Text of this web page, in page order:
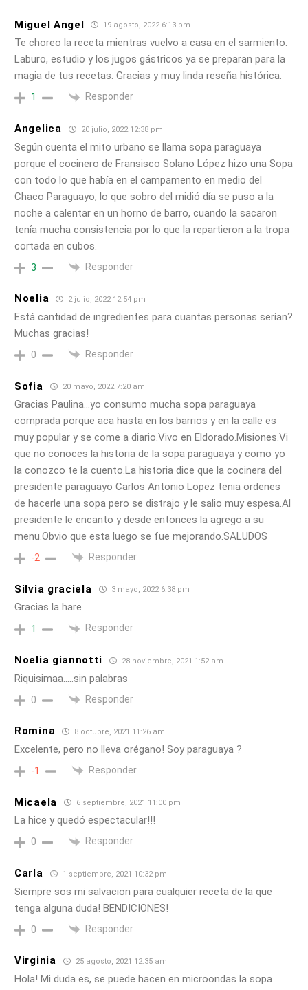
Miguel Angel 19 agosto, 2022 6:13 pm
Te choreo la receta mientras vuelvo a casa en el sarmiento.
Laburo, estudio y los jugos gástricos ya se preparan para la
magia de tus recetas. Gracias y muy linda reseña histórica.
1 Responder
Angelica 20 julio, 2022 12:38 pm
Según cuenta el mito urbano se llama sopa paraguaya
porque el cocinero de Fransisco Solano López hizo una Sopa
con todo lo que había en el campamento en medio del
Chaco Paraguayo, lo que sobro del midió día se puso a la
noche a calentar en un horno de barro, cuando la sacaron
tenía mucha consistencia por lo que la repartieron a la tropa
cortada en cubos.
3 Responder
Noelia 2 julio, 2022 12:54 pm
Está cantidad de ingredientes para cuantas personas serían?
Muchas gracias!
0 Responder
Sofia 20 mayo, 2022 7:20 am
Gracias Paulina…yo consumo mucha sopa paraguaya
comprada porque aca hasta en los barrios y en la calle es
muy popular y se come a diario.Vivo en Eldorado.Misiones.Vi
que no conoces la historia de la sopa paraguaya y como yo
la conozco te la cuento.La historia dice que la cocinera del
presidente paraguayo Carlos Antonio Lopez tenia ordenes
de hacerle una sopa pero se distrajo y le salio muy espesa.Al
presidente le encanto y desde entonces la agrego a su
menu.Obvio que esta luego se fue mejorando.SALUDOS
-2 Responder
Silvia graciela 3 mayo, 2022 6:38 pm
Gracias la hare
1 Responder
Noelia giannotti 28 noviembre, 2021 1:52 am
Riquisimaa…..sin palabras
0 Responder
Romina 8 octubre, 2021 11:26 am
Excelente, pero no lleva orégano! Soy paraguaya ?
-1 Responder
Micaela 6 septiembre, 2021 11:00 pm
La hice y quedó espectacular!!!
0 Responder
Carla 1 septiembre, 2021 10:32 pm
Siempre sos mi salvacion para cualquier receta de la que
tenga alguna duda! BENDICIONES!
0 Responder
Virginia 25 agosto, 2021 12:35 am
Hola! Mi duda es, se puede hacen en microondas la sopa